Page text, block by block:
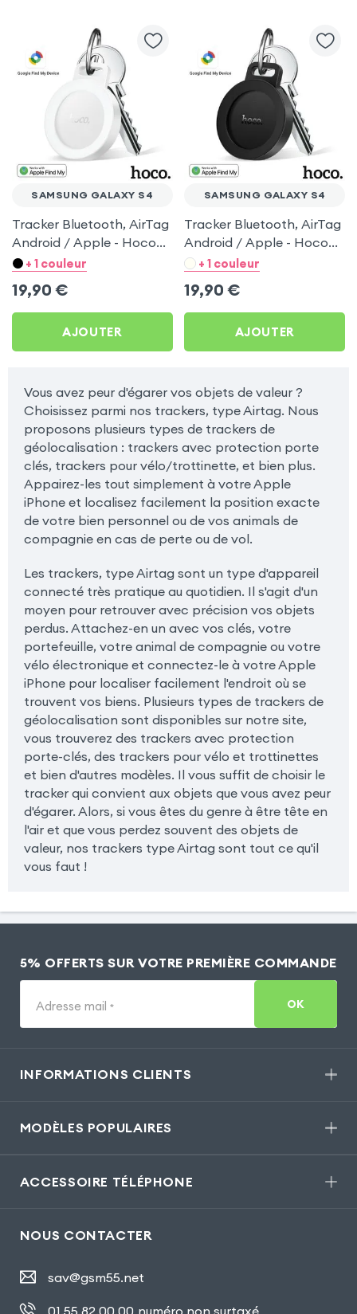
SAMSUNG GALAXY S4
Tracker Bluetooth, AirTag
Android / Apple - Hoco
Blanc pour Samsung
+ 1 couleur
19,90 €
AJOUTER
SAMSUNG GALAXY S4
Tracker Bluetooth, AirTag
Android / Apple - Hoco
Noir pour Samsung
+ 1 couleur
19,90 €
AJOUTER
Vous avez peur d'égarer vos objets de valeur ?
Choisissez parmi nos trackers, type Airtag. Nous
proposons plusieurs types de trackers de
géolocalisation : trackers avec protection porte
clés, trackers pour vélo/trottinette, et bien plus.
Appairez-les tout simplement à votre Apple
iPhone et localisez facilement la position exacte
de votre bien personnel ou de vos animals de
compagnie en cas de perte ou de vol.
Les trackers, type Airtag sont un type d'appareil
connecté très pratique au quotidien. Il s'agit d'un
moyen pour retrouver avec précision vos objets
perdus. Attachez-en un avec vos clés, votre
portefeuille, votre animal de compagnie ou votre
vélo électronique et connectez-le à votre Apple
iPhone pour localiser facilement l'endroit où se
trouvent vos biens. Plusieurs types de trackers de
géolocalisation sont disponibles sur notre site,
vous trouverez des trackers avec protection
porte-clés, des trackers pour vélo et trottinettes
et bien d'autres modèles. Il vous suffit de choisir le
tracker qui convient aux objets que vous avez peur
d'égarer. Alors, si vous êtes du genre à être tête en
l'air et que vous perdez souvent des objets de
valeur, nos trackers type Airtag sont tout ce qu'il
vous faut !
5% OFFERTS SUR VOTRE PREMIÈRE COMMANDE
Adresse mail * OK
INFORMATIONS CLIENTS
MODÈLES POPULAIRES
ACCESSOIRE TÉLÉPHONE
NOUS CONTACTER
sav@gsm55.net